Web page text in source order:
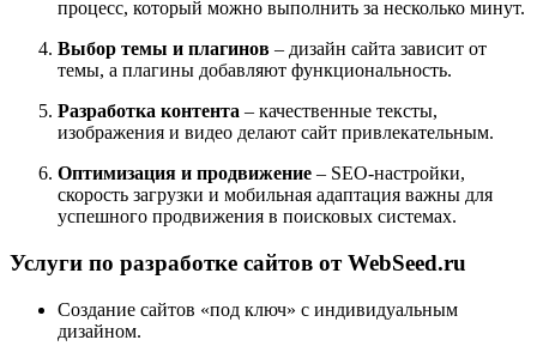
процесс, который можно выполнить за несколько минут.
Выбор темы и плагинов – дизайн сайта зависит от
темы, а плагины добавляют функциональность.
Разработка контента – качественные тексты,
изображения и видео делают сайт привлекательным.
Оптимизация и продвижение – SEO-настройки,
скорость загрузки и мобильная адаптация важны для
успешного продвижения в поисковых системах.
Услуги по разработке сайтов от WebSeed.ru
Создание сайтов «под ключ» с индивидуальным
дизайном.